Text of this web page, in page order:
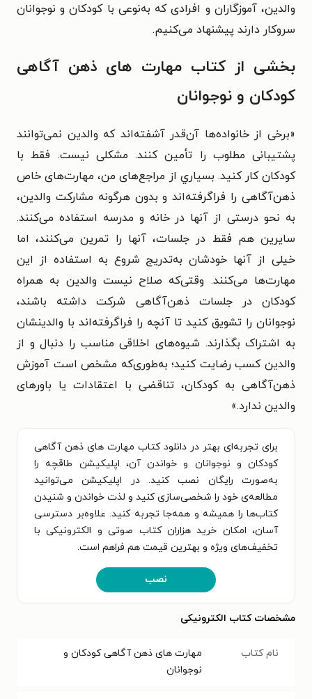
والدین، آموزگاران و افرادی که به‌نوعی با کودکان و نوجوانان
سروکار دارند پیشنهاد می‌کنیم.
بخشی از کتاب مهارت های ذهن آگاهی
کودکان و نوجوانان
«برخی از خانواده‌ها آن‌قدر آشفته‌اند که والدین نمی‌توانند
پشتیبانی مطلوب را تأمین کنند. مشکلی نیست. فقط با
کودکان کار کنید. بسیاري از مراجع‌های من، مهارت‌های خاص
ذهن‌آگاهی را فراگرفته‌اند و بدون هرگونه مشارکت والدین،
به نحو درستی از آنها در خانه و مدرسه استفاده می‌کنند.
سایرین هم فقط در جلسات، آنها را تمرین می‌کنند، اما
خیلی از آنها خودشان به‌تدریج شروع به استفاده از این
مهارت‌ها می‌کنند. وقتی‌که صلاح نیست والدین به همراه
کودکان در جلسات ذهن‌آگاهی شرکت داشته باشند،
نوجوانان را تشویق کنید تا آنچه را فراگرفته‌اند با والدینشان
به اشتراک بگذارند. شیوه‌های اخلاقی مناسب را دنبال و از
والدین کسب رضایت کنید؛ به‌طوری‌که مشخص است آموزش
ذهن‌آگاهی به کودکان، تناقضی با اعتقادات یا باورهای
والدین ندارد.»
برای تجربه‌ای بهتر در دانلود کتاب مهارت های ذهن آگاهی
کودکان و نوجوانان و خواندن آن، اپلیکیشن طاقچه را
به‌صورت رایگان نصب کنید. در اپلیکیشن می‌توانید
مطالعه‌ی خود را شخصی‌سازی کنید و لذت خواندن و شنیدن
کتاب‌ها را همیشه و همه‌جا تجربه کنید. علاوه‌بر دسترسی
آسان، امکان خرید هزاران کتاب صوتی و الکترونیکی با
تخفیف‌های ویژه و بهترین قیمت هم فراهم است.
نصب
مشخصات کتاب الکترونیکی
نام کتاب
مهارت های ذهن آگاهی کودکان و
نوجوانان